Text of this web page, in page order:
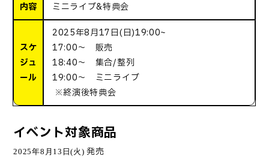
内容 ミニライブ&特典会
スケ
ジュ
ール
2025年8月17日(日)19:00~
17:00～ 販売
18:40～ 集合/整列
19:00～ ミニライブ
※終演後特典会
イベント対象商品
2025年8 月 13 日(火 ) 発売